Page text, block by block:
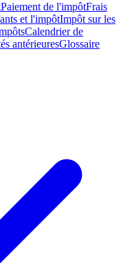
Paiement de l'impôtFrais
et l'impôtImpôt sur les
Calendrier de
antérieuresGlossaire